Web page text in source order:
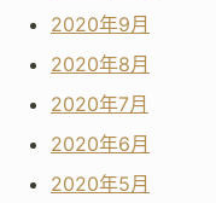
2020年9月
2020年8月
2020年7月
2020年6月
2020年5月